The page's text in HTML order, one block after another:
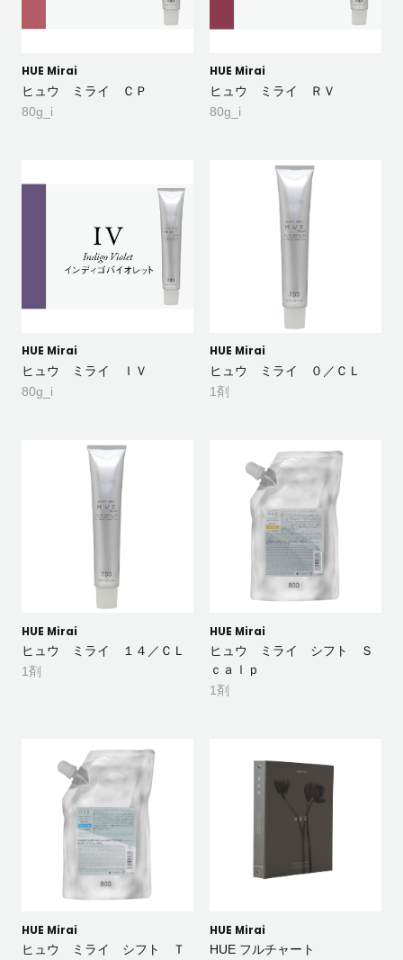
HUE Mirai
ヒュウ ミライ ＣＰ
80g_i
HUE Mirai
ヒュウ ミライ ＲＶ
80g_i
HUE Mirai
ヒュウ ミライ ＩＶ
80g_i
HUE Mirai
ヒュウ ミライ ０／ＣＬ
1剤
HUE Mirai
ヒュウ ミライ １４／ＣＬ
1剤
HUE Mirai
ヒュウ ミライ シフト Ｓ
ｃａｌｐ
1剤
HUE Mirai
ヒュウ ミライ シフト Ｔ
HUE Mirai
HUE フルチャート